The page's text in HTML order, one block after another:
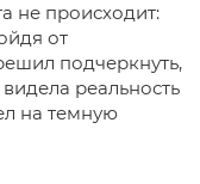
не происходит:
от
подчеркнуть,
реальность
на темную